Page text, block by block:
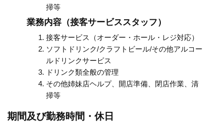
掃等
業務内容（接客サービススタッフ）
接客サービス（オーダー・ホール・レジ対応）
ソフトドリンク/クラフトビール/その他アルコー
ルドリンクサービス
ドリンク類全般の管理
その他姉妹店ヘルプ、開店準備、閉店作業、清
掃等
期間及び勤務時間・休日